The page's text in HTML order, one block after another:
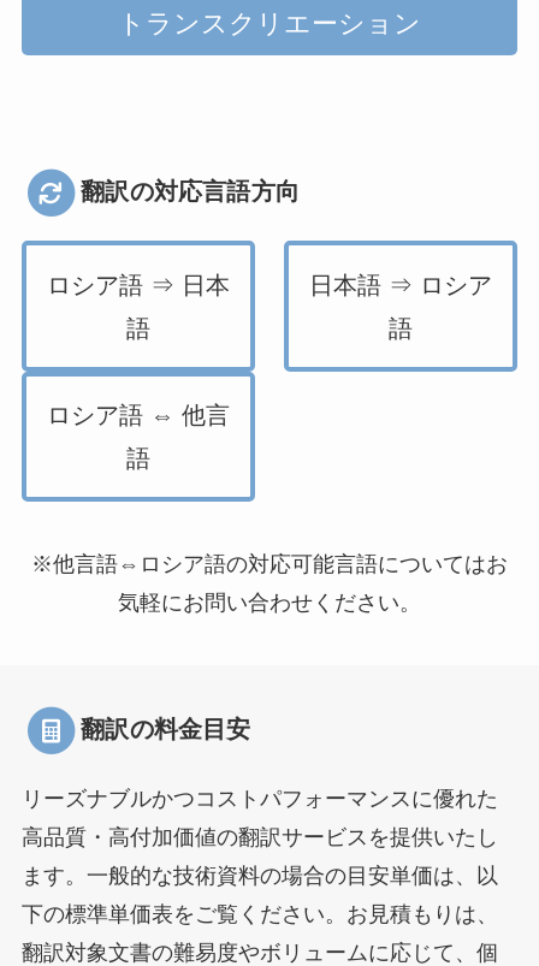
トランスクリエーション
翻訳の対応言語方向
ロシア語 ⇒ 日本
語
日本語 ⇒ ロシア
語
ロシア語 ⇔ 他言
語
※他言語⇔ロシア語の対応可能言語についてはお
気軽にお問い合わせください。
翻訳の料金目安
リーズナブルかつコストパフォーマンスに優れた
高品質・高付加価値の翻訳サービスを提供いたし
ます。一般的な技術資料の場合の目安単価は、以
下の標準単価表をご覧ください。お見積もりは、
翻訳対象文書の難易度やボリュームに応じて、個